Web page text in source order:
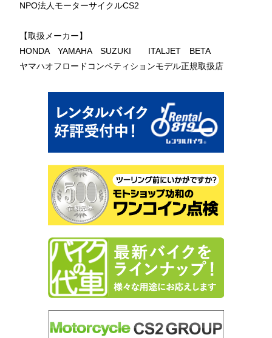
NPO法人モーターサイクルCS2
【取扱メーカー】
HONDA YAMAHA SUZUKI ITALJET BETA
ヤマハオフロードコンペティションモデル正規取扱店